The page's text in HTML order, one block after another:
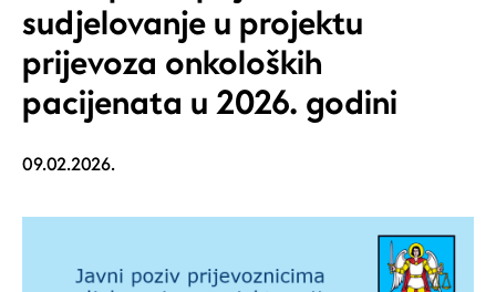
sudjelovanje u projektu
prijevoza onkoloških
pacijenata u 2026. godini
09.02.2026.